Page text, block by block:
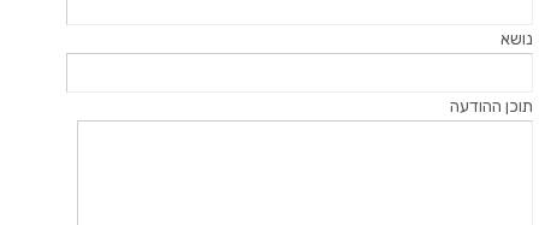
נושא
תוכן ההודעה